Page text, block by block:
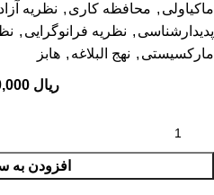
ماکیاولی , محافظه کاری , نظریه
پدیدارشناسی , نظریه فرانوگرایی ,
مارکسیستی , نهج البلاغه , هابز
ریال
افزودن به